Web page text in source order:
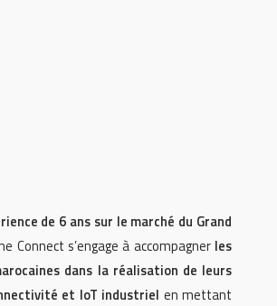
de 6 ans sur le marché du Grand
Connect s’engage à accompagner les
dans la réalisation de leurs
et IoT industriel en mettant